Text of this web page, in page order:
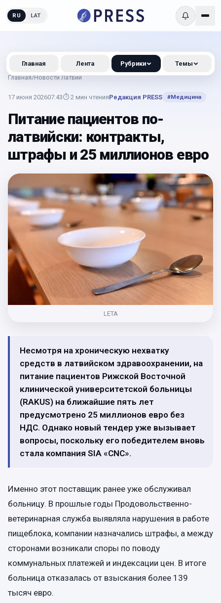
RU LAT
Главная/Новости Латвии
17 июня 202607:43⏱ 2 мин чтенияРедакция PRESS #Медицина
Питание пациентов по-
латвийски: контракты,
штрафы и 25 миллионов евро
LETA
Несмотря на хроническую нехватку
средств в латвийском здравоохранении, на
питание пациентов Рижской Восточной
клинической университетской больницы
(RAKUS) на ближайшие пять лет
предусмотрено 25 миллионов евро без
НДС. Однако новый тендер уже вызывает
вопросы, поскольку его победителем вновь
стала компания SIA «CNC».
Именно этот поставщик ранее уже обслуживал
больницу. В прошлые годы Продовольственно-
ветеринарная служба выявляла нарушения в работе
пищеблока, компании назначались штрафы, а между
сторонами возникали споры по поводу
коммунальных платежей и индексации цен. В итоге
больница отказалась от взыскания более 139
тысяч евро.
Главная Лента Рубрики Темы